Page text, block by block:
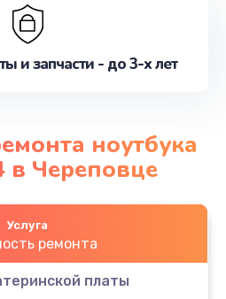
и запчасти - до 3-х лет
ноутбука
в Череповце
Услуга
ремонта
платы